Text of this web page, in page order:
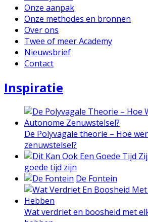
Onze aanpak
Onze methodes en bronnen
Over ons
Twee of meer Academy
Nieuwsbrief
Contact
Inspiratie
De Polyvagale theorie – Hoe
zenuwstelsel?
goede tijd zijn
De Fontein
Wat verdriet en boosheid met